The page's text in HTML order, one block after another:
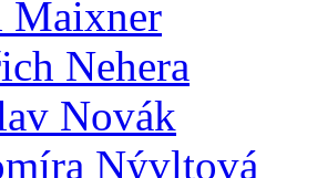
Maixner
Nehera
Novák
Nývltová